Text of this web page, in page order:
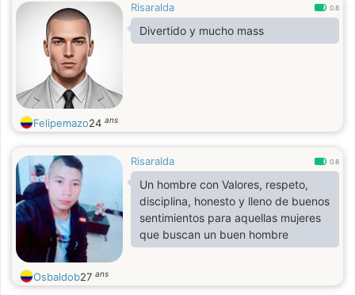
Risaralda 0.8
Divertido y mucho mass
Felipemazo24 ans
Risaralda 0.8
Un hombre con Valores, respeto,
disciplina, honesto y lleno de buenos
sentimientos para aquellas mujeres
que buscan un buen hombre
Osbaldob27 ans